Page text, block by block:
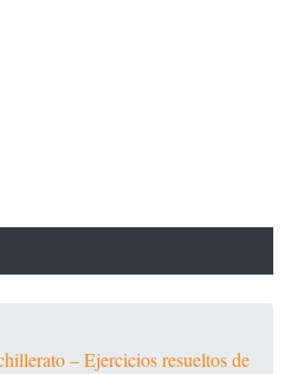
– Ejercicios resueltos de